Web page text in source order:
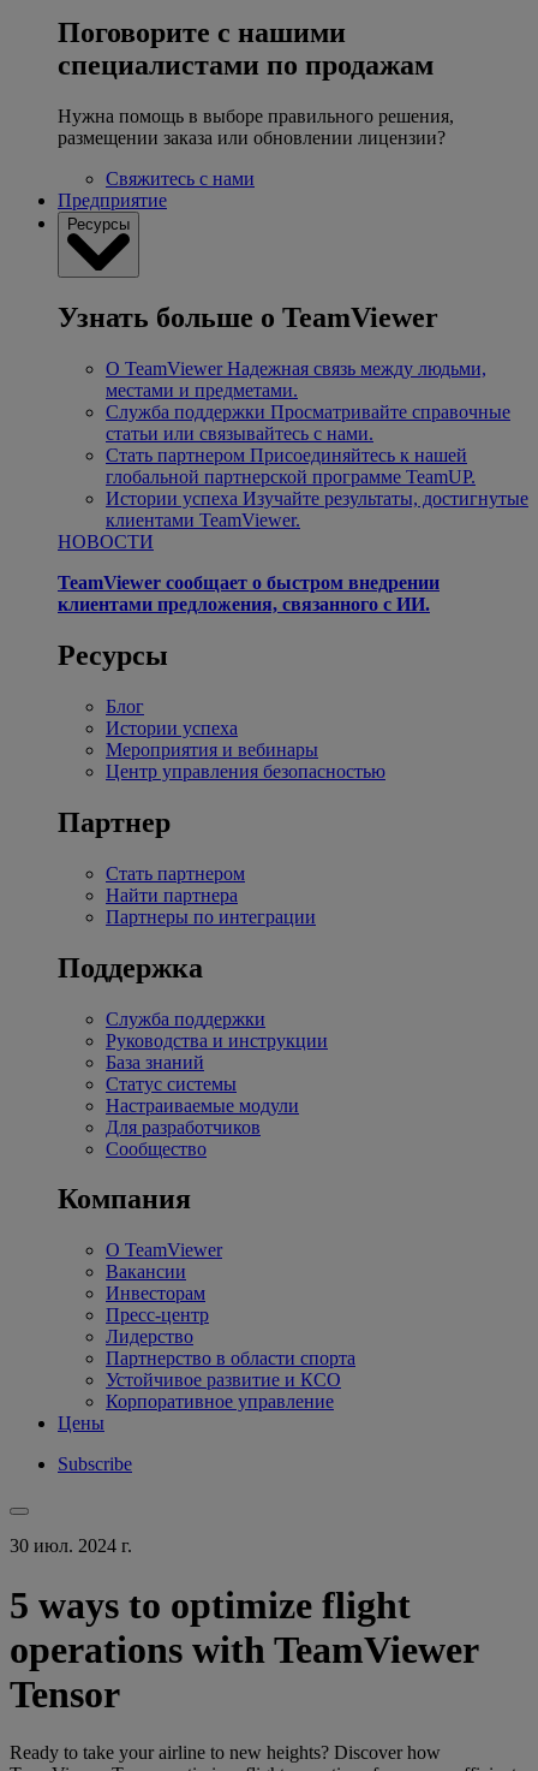
Поговорите с нашими
специалистами по продажам
Нужна помощь в выборе правильного решения,
размещении заказа или обновлении лицензии?
Свяжитесь с нами
Предприятие
Ресурсы
Узнать больше о TeamViewer
О TeamViewer Надежная связь между людьми,
местами и предметами.
Служба поддержки Просматривайте справочные
статьи или связывайтесь с нами.
Стать партнером Присоединяйтесь к нашей
глобальной партнерской программе TeamUP.
Истории успеха Изучайте результаты, достигнутые
клиентами TeamViewer.
НОВОСТИ
TeamViewer сообщает о быстром внедрении
клиентами предложения, связанного с ИИ.
Ресурсы
Блог
Истории успеха
Мероприятия и вебинары
Центр управления безопасностью
Партнер
Стать партнером
Найти партнера
Партнеры по интеграции
Поддержка
Служба поддержки
Руководства и инструкции
База знаний
Статус системы
Настраиваемые модули
Для разработчиков
Сообщество
Компания
О TeamViewer
Вакансии
Инвесторам
Пресс-центр
Лидерство
Партнерство в области спорта
Устойчивое развитие и КСО
Корпоративное управление
Цены
Subscribe
30 июл. 2024 г.
5 ways to optimize flight
operations with TeamViewer
Tensor
Ready to take your airline to new heights? Discover how